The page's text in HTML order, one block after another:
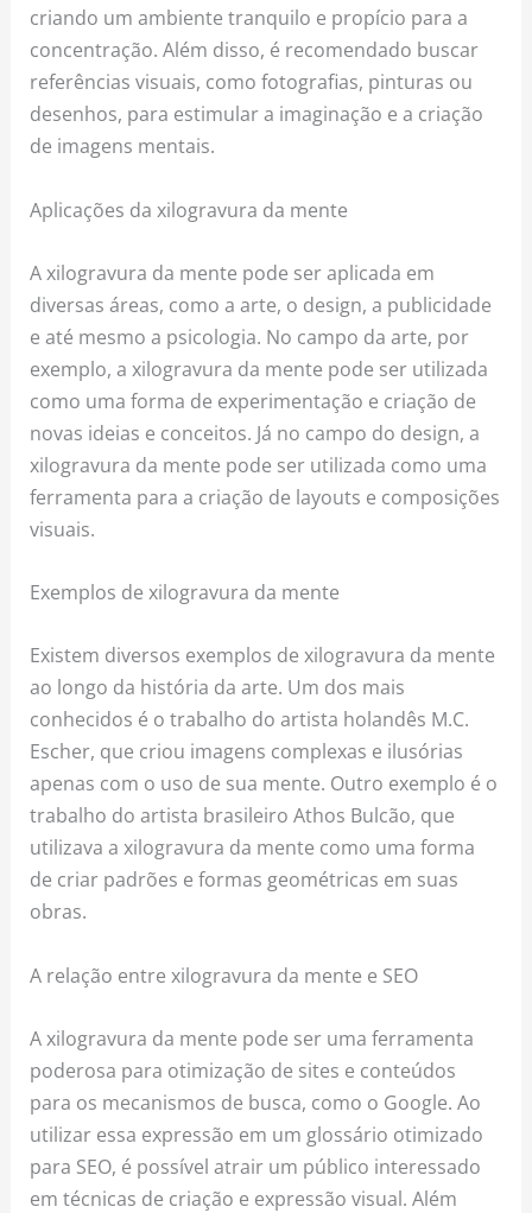
criando um ambiente tranquilo e propício para a
concentração. Além disso, é recomendado buscar
referências visuais, como fotografias, pinturas ou
desenhos, para estimular a imaginação e a criação
de imagens mentais.
Aplicações da xilogravura da mente
A xilogravura da mente pode ser aplicada em
diversas áreas, como a arte, o design, a publicidade
e até mesmo a psicologia. No campo da arte, por
exemplo, a xilogravura da mente pode ser utilizada
como uma forma de experimentação e criação de
novas ideias e conceitos. Já no campo do design, a
xilogravura da mente pode ser utilizada como uma
ferramenta para a criação de layouts e composições
visuais.
Exemplos de xilogravura da mente
Existem diversos exemplos de xilogravura da mente
ao longo da história da arte. Um dos mais
conhecidos é o trabalho do artista holandês M.C.
Escher, que criou imagens complexas e ilusórias
apenas com o uso de sua mente. Outro exemplo é o
trabalho do artista brasileiro Athos Bulcão, que
utilizava a xilogravura da mente como uma forma
de criar padrões e formas geométricas em suas
obras.
A relação entre xilogravura da mente e SEO
A xilogravura da mente pode ser uma ferramenta
poderosa para otimização de sites e conteúdos
para os mecanismos de busca, como o Google. Ao
utilizar essa expressão em um glossário otimizado
para SEO, é possível atrair um público interessado
em técnicas de criação e expressão visual. Além